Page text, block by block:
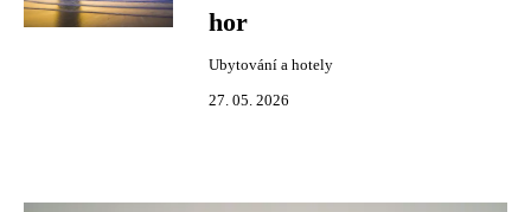
hor
Ubytování a hotely
27. 05. 2026